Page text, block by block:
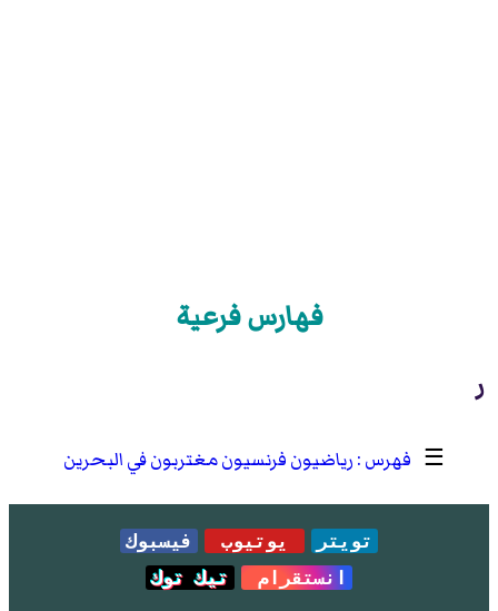
فهارس فرعية
ر
☰ رياضيون فرنسيون مغتربون في البحرين
تويتر يوتيوب
فيسبوك
انستقرام
تيك توك